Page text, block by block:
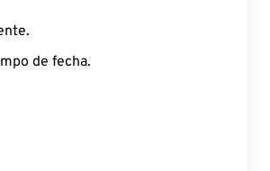
de fecha.